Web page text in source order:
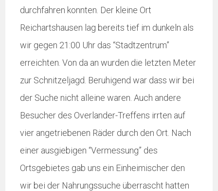
durchfahren konnten. Der kleine Ort
Reichartshausen lag bereits tief im dunkeln als
wir gegen 21:00 Uhr das “Stadtzentrum”
erreichten. Von da an wurden die letzten Meter
zur Schnitzeljagd. Beruhigend war dass wir bei
der Suche nicht alleine waren. Auch andere
Besucher des Overlander-Treffens irrten auf
vier angetriebenen Räder durch den Ort. Nach
einer ausgiebigen “Vermessung” des
Ortsgebietes gab uns ein Einheimischer den
wir bei der Nahrungssuche überrascht hatten